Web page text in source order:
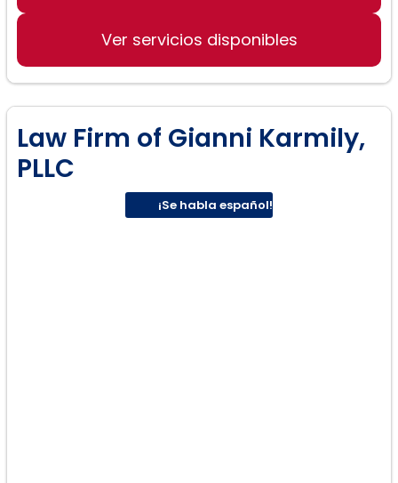
Ver servicios disponibles
Law Firm of Gianni Karmily,
PLLC
¡Se habla español!